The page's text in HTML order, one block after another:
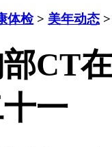
体检> 美年动态 >
CT
一